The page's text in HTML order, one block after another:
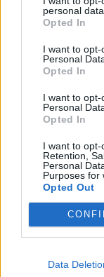
personal data.
Opted In
I want to
Personal
Opted In
I want to
Personal
Opted In
I want to opt-
Retention,
Personal
Purposes for
Opted Out
Data
darbo vietoje
kompetencijų ar
populiari, tačiau
antrąjį pusmetį
metus
Nuo šiol Darbo
darbdavys turi
vieną
Lietuvos įmonių.